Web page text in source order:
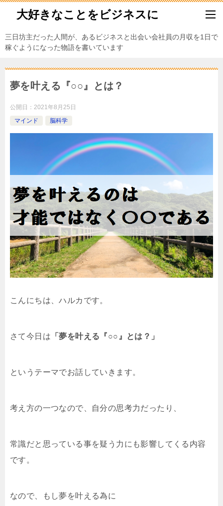
大好きなことをビジネスに
三日坊主だった人間が、あるビジネスと出会い会社員の月収を1日で
稼ぐようになった物語を書いています
夢を叶える『○○』とは？
公開日： 2021年8月25日
マインド
脳科学
こんにちは、ハルカです。
さて今日は 「夢を叶える『○○』とは？」
というテーマでお話していきます。
考え方の一つなので、自分の思考力だったり、
常識だと思っている事を疑う力にも影響してくる内容
です。
なので、もし夢を叶える為に